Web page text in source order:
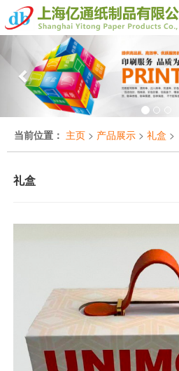
Previous
当前位置： 主页 > 产品展示 > 礼盒 >
礼盒